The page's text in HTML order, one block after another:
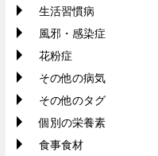
生活習慣病
風邪・感染症
花粉症
その他の病気
その他のタグ
個別の栄養素
食事食材